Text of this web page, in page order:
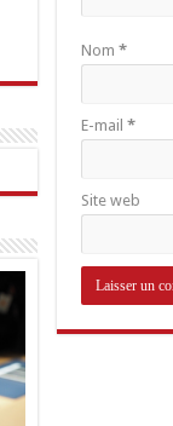
Nom *
E-mail *
Site web